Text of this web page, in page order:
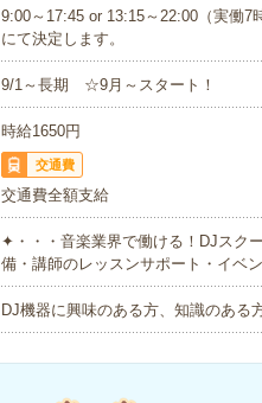
9:00～17:45 or 13:15～22:00（実働
にて決定します。
9/1～長期 ☆9月～スタート！
時給1650円
交通費
交通費全額支給
✦・・・音楽業界で働ける！DJスク
備・講師のレッスンサポート・イベ
DJ機器に興味のある方、知識のある